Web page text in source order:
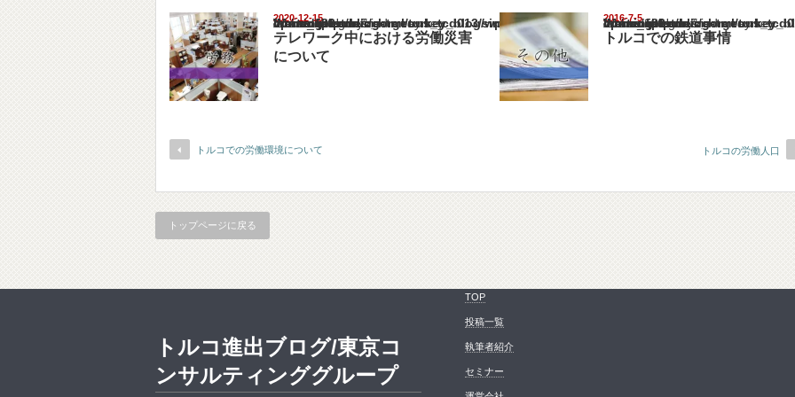
2020-12-15
Warning
: Undefined array key "show_category" in
/home/netst/kuno-cpa.co.jp/public_html/turkey_blog/wp-content/themes/gorgeous_tcd013/single.php
on line183
テレワーク中における労働災害
について
2016-7-5
Warning
: Undefined array key "show_category" in
/home/netst/kuno-cpa.co.jp/public_html/turkey_blog/wp-content/
on line183
トルコでの鉄道事情
トルコでの労働環境について トルコの労働人口
トップページに戻る
TOP
投稿一覧
執筆者紹介
セミナー
トルコ進出ブログ/東京コ
ンサルティンググループ